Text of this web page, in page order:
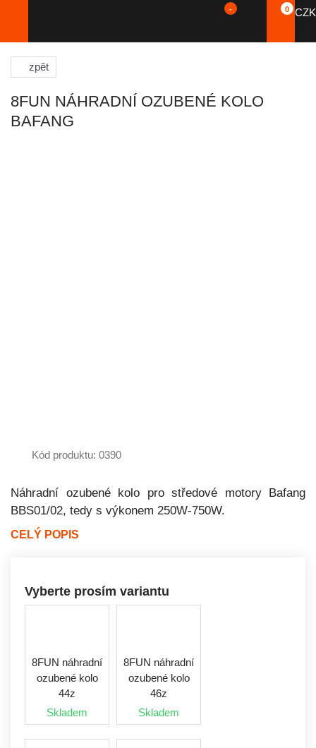
- 0 CZK
zpět
8FUN NÁHRADNÍ OZUBENÉ KOLO
BAFANG
Kód produktu: 0390
Náhradní ozubené kolo pro středové motory Bafang
BBS01/02, tedy s výkonem 250W-750W.
CELÝ POPIS
Vyberte prosím variantu
8FUN náhradní
ozubené kolo
44z
Skladem
8FUN náhradní
ozubené kolo
46z
Skladem